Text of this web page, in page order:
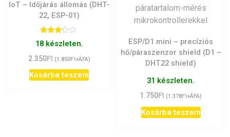
IoT – Időjárás állomás (DHT-
22, ESP-01)
Értékelés:
3.00
18 készleten.
2.350Ft (1.850Ft+ÁFA)
Kosárba teszem
ESP/D1 mini – precíziós
hő/páraszenzor shield (D1 –
DHT22 shield)
31 készleten.
1.750Ft (1.378Ft+ÁFA)
Kosárba teszem